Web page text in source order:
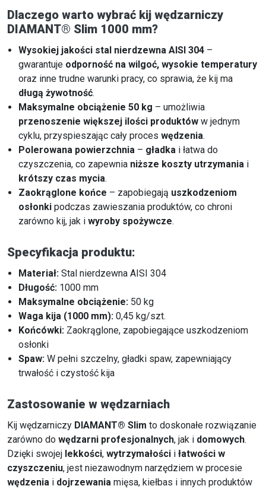
Dlaczego warto wybrać kij wędzarniczy
DIAMANT® Slim 1000 mm?
Wysokiej jakości stal nierdzewna AISI 304 –
gwarantuje odporność na wilgoć, wysokie temperatury
oraz inne trudne warunki pracy, co sprawia, że kij ma
długą żywotność.
Maksymalne obciążenie 50 kg – umożliwia
przenoszenie większej ilości produktów w jednym
cyklu, przyspieszając cały proceswędzenia.
Polerowana powierzchnia – gładka i łatwa do
czyszczenia, co zapewnia niższe koszty utrzymania i
krótszy czas mycia.
Zaokrąglone końce – zapobiegają uszkodzeniom
osłonki podczas zawieszania produktów, co chroni
zarówno kij, jak iwyroby spożywcze.
Specyfikacja produktu:
Materiał: Stal nierdzewna AISI 304
Długość: 1000 mm
Maksymalne obciążenie: 50 kg
Waga kija (1000 mm): 0,45 kg/szt.
Końcówki: Zaokrąglone, zapobiegające uszkodzeniom
osłonki
Spaw: W pełni szczelny, gładki spaw, zapewniający
trwałość i czystość kija
Zastosowanie w wędzarniach
Kij wędzarniczy DIAMANT® Slim to doskonałe rozwiązanie
zarówno do wędzarni profesjonalnych, jak i domowych.
Dzięki swojej lekkości, wytrzymałości i łatwości w
czyszczeniu, jest niezawodnym narzędziem w procesie
wędzenia i dojrzewania mięsa, kiełbas i innych produktów